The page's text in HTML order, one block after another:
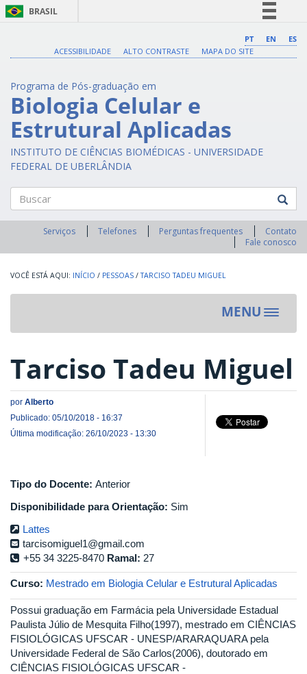
BRASIL
Comunica BR
Legislação
Canais
PT EN
ES
ACESSIBILIDADE
ALTO CONTRASTE MAPA DO SITE
Programa de Pós-graduação em
Biologia Celular e
Estrutural Aplicadas
INSTITUTO DE CIÊNCIAS BIOMÉDICAS - UNIVERSIDADE
FEDERAL DE UBERLÂNDIA
Buscar
Serviços Telefones Perguntas frequentes
Contato
Fale conosco
INÍCIO / PESSOAS / TARCISO TADEU MIGUEL
MENU
Toggle
Tarciso Tadeu Miguel
por Alberto
Publicado: 05/10/2018 - 16:37
Última modificação: 26/10/2023 - 13:30
Tipo do Docente: Anterior
Disponibilidade para Orientação: Sim
Lattes
tarcisomiguel1@gmail.com
+55 34 3225-8470 Ramal: 27
Curso: Mestrado em Biologia Celular e Estrutural Aplicadas
Possui graduação em Farmácia pela Universidade Estadual
Paulista Júlio de Mesquita Filho(1997), mestrado em CIÊNCIAS
FISIOLÓGICAS UFSCAR - UNESP/ARARAQUARA pela
Universidade Federal de São Carlos(2006), doutorado em
CIÊNCIAS FISIOLÓGICAS UFSCAR -